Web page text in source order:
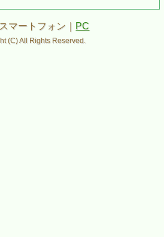
マートフォン｜ PC
(C) All Rights Reserved.